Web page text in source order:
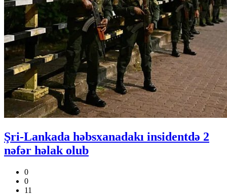
Şri-Lankada həbsxanadakı insidentdə 2
nəfər həlak olub
0
0
11